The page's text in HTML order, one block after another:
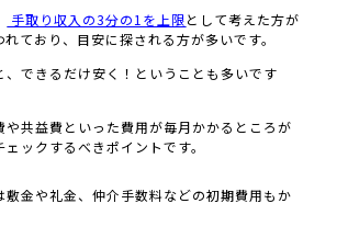
手取り収入の3分の1を上限として考えた方が
ており、目安に探される方が多いです。
、できるだけ安く！ということも多いです
や共益費といった費用が毎月かかるところが
ックするべきポイントです。
敷金や礼金、仲介手数料などの初期費用もか